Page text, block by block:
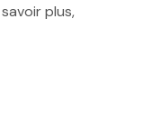
plus,